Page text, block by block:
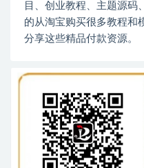
目、创业教程、主题源码
的从淘宝购买很多教程和
分享这些精品付款资源。